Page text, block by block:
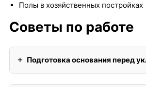
Полы в хозяйственных постройках
Советы по работе
Подготовка основания перед